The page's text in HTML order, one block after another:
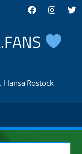
Facebook
Hansa Rostock